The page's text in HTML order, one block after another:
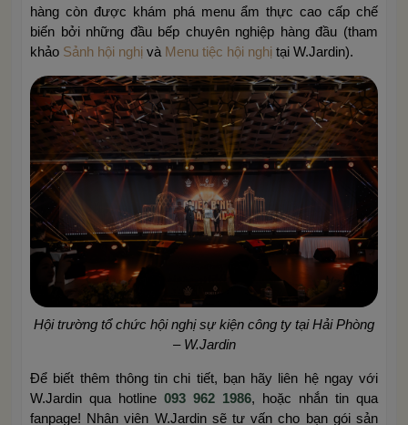
hàng còn được khám phá menu ẩm thực cao cấp chế
biến bởi những đầu bếp chuyên nghiệp hàng đầu (tham
khảo Sảnh hội nghị và Menu tiệc hội nghị tại W.Jardin).
Hội trường tổ chức hội nghị sự kiện công ty tại Hải Phòng
– W.Jardin
Để biết thêm thông tin chi tiết, bạn hãy liên hệ ngay với
W.Jardin qua hotline 093 962 1986, hoặc nhắn tin qua
fanpage! Nhân viên W.Jardin sẽ tư vấn cho bạn gói sản